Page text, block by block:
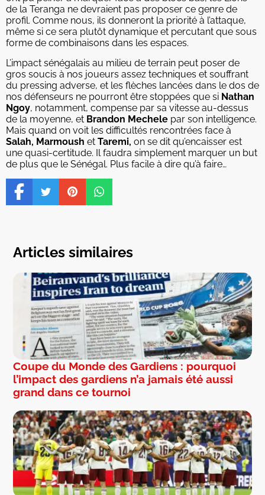
de la Teranga ne devraient pas proposer ce genre de
profil. Comme nous, ils donneront la priorité à l’attaque,
même si ce sera plutôt dynamique et percutant que sous
forme de combinaisons dans les espaces.
L’impact sénégalais au milieu de terrain peut poser de
gros soucis à nos joueurs assez techniques et souffrant
du pressing adverse, et les flèches lancées dans le dos de
nos défenseurs ne pourront être stoppées que si Nathan
Ngoy, notamment, compense par sa vitesse au-dessus
de la moyenne, et Brandon Mechele par son intelligence.
Mais quand on voit les difficultés rencontrées face à
Salah, Marmoush et Taremi, on se dit qu’encaisser est
une quasi-certitude. Il faudra simplement marquer un but
de plus que le Sénégal. Plus facile à dire qu’à faire…
Articles similaires
Coupe du Monde des Gardiens : pourquoi
l’impact des gardiens n’a jamais été aussi
grand dans ce tournoi